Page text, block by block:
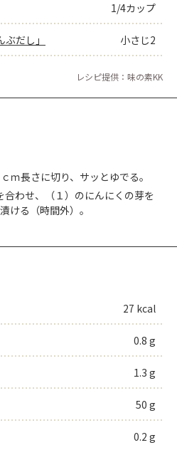
1/4カップ
ぶだし」 小さじ2
レシピ提供：味の素KK
ｍ長さに切り、サッとゆでる。
合わせ、（１）のにんにくの芽を
ける（時間外）。
27 kcal
0.8 g
1.3 g
50 g
0.2 g